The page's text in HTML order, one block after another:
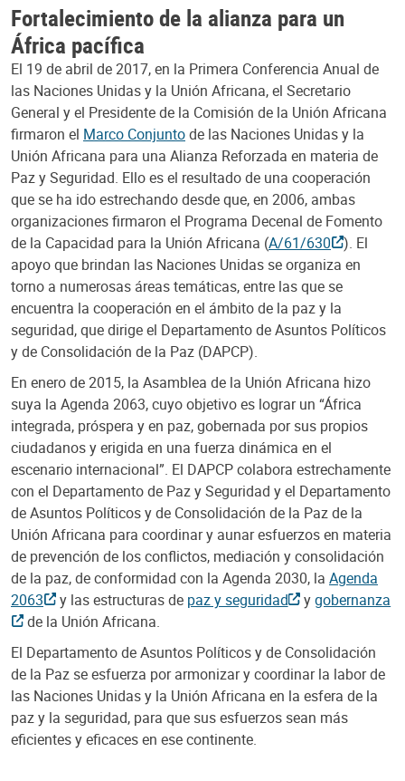
Fortalecimiento de la alianza para un
África pacífica
El 19 de abril de 2017, en la Primera Conferencia Anual de
las Naciones Unidas y la Unión Africana, el Secretario
General y el Presidente de la Comisión de la Unión Africana
firmaron el Marco Conjuntode las Naciones Unidas y la
Unión Africana para una Alianza Reforzada en materia de
Paz y Seguridad. Ello es el resultado de una cooperación
que se ha ido estrechando desde que, en 2006, ambas
organizaciones firmaron el Programa Decenal de Fomento
de la Capacidad para la Unión Africana (A/61/630
). El
apoyo que brindan las Naciones Unidas se organiza en
torno a numerosas áreas temáticas, entre las que se
encuentra la cooperación en el ámbito de la paz y la
seguridad, que dirige el Departamento de Asuntos Políticos
y de Consolidación de la Paz (DAPCP).
En enero de 2015, la Asamblea de la Unión Africana hizo
suya la Agenda 2063, cuyo objetivo es lograr un “África
integrada, próspera y en paz, gobernada por sus propios
ciudadanos y erigida en una fuerza dinámica en el
escenario internacional”. El DAPCP colabora estrechamente
con el Departamento de Paz y Seguridad y el Departamento
de Asuntos Políticos y de Consolidación de la Paz de la
Unión Africana para coordinar y aunar esfuerzos en materia
de prevención de los conflictos, mediación y consolidación
de la paz, de conformidad con la Agenda 2030, la Agenda
2063
y las estructuras de paz y seguridad ygobernanza
de la Unión Africana.
El Departamento de Asuntos Políticos y de Consolidación
de la Paz se esfuerza por armonizar y coordinar la labor de
las Naciones Unidas y la Unión Africana en la esfera de la
paz y la seguridad, para que sus esfuerzos sean más
eficientes y eficaces en ese continente.